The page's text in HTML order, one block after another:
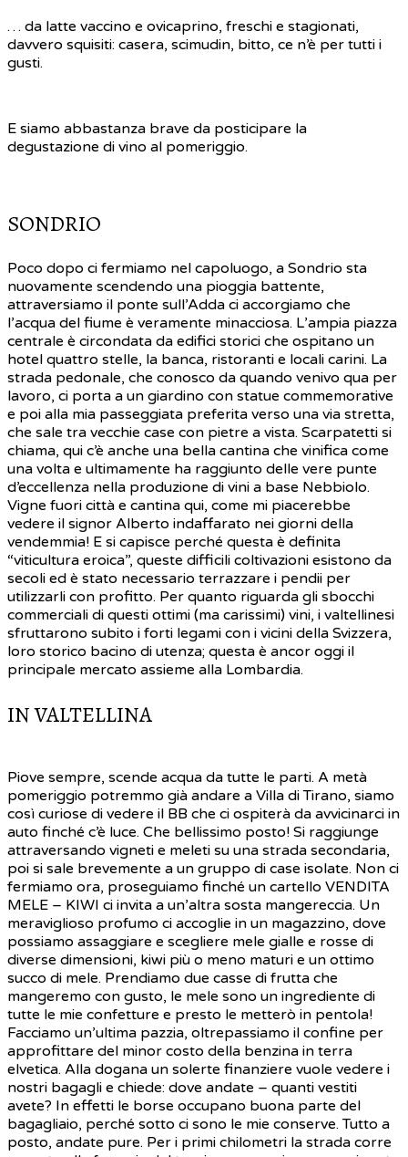
… da latte vaccino e ovicaprino, freschi e stagionati,
davvero squisiti: casera, scimudin, bitto, ce n’è per tutti i
gusti.
E siamo abbastanza brave da posticipare la
degustazione di vino al pomeriggio.
SONDRIO
Poco dopo ci fermiamo nel capoluogo, a Sondrio sta
nuovamente scendendo una pioggia battente,
attraversiamo il ponte sull’Adda ci accorgiamo che
l’acqua del fiume è veramente minacciosa. L’ampia piazza
centrale è circondata da edifici storici che ospitano un
hotel quattro stelle, la banca, ristoranti e locali carini. La
strada pedonale, che conosco da quando venivo qua per
lavoro, ci porta a un giardino con statue commemorative
e poi alla mia passeggiata preferita verso una via stretta,
che sale tra vecchie case con pietre a vista. Scarpatetti si
chiama, qui c’è anche una bella cantina che vinifica come
una volta e ultimamente ha raggiunto delle vere punte
d’eccellenza nella produzione di vini a base Nebbiolo.
Vigne fuori città e cantina qui, come mi piacerebbe
vedere il signor Alberto indaffarato nei giorni della
vendemmia! E si capisce perché questa è definita
“viticultura eroica”, queste difficili coltivazioni esistono da
secoli ed è stato necessario terrazzare i pendii per
utilizzarli con profitto. Per quanto riguarda gli sbocchi
commerciali di questi ottimi (ma carissimi) vini, i valtellinesi
sfruttarono subito i forti legami con i vicini della Svizzera,
loro storico bacino di utenza; questa è ancor oggi il
principale mercato assieme alla Lombardia.
IN VALTELLINA
Piove sempre, scende acqua da tutte le parti. A metà
pomeriggio potremmo già andare a Villa di Tirano, siamo
così curiose di vedere il BB che ci ospiterà da avvicinarci in
auto finché c’è luce. Che bellissimo posto! Si raggiunge
attraversando vigneti e meleti su una strada secondaria,
poi si sale brevemente a un gruppo di case isolate. Non ci
fermiamo ora, proseguiamo finché un cartello VENDITA
MELE – KIWI ci invita a un’altra sosta mangereccia. Un
meraviglioso profumo ci accoglie in un magazzino, dove
possiamo assaggiare e scegliere mele gialle e rosse di
diverse dimensioni, kiwi più o meno maturi e un ottimo
succo di mele. Prendiamo due casse di frutta che
mangeremo con gusto, le mele sono un ingrediente di
tutte le mie confetture e presto le metterò in pentola!
Facciamo un’ultima pazzia, oltrepassiamo il confine per
approfittare del minor costo della benzina in terra
elvetica. Alla dogana un solerte finanziere vuole vedere i
nostri bagagli e chiede: dove andate – quanti vestiti
avete? In effetti le borse occupano buona parte del
bagagliaio, perché sotto ci sono le mie conserve. Tutto a
posto, andate pure. Per i primi chilometri la strada corre